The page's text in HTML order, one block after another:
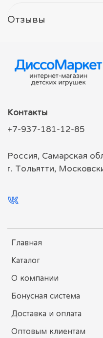
Отзывы
Главная
Каталог
О компании
Бонусная система
Доставка и оплата
Оптовым клиентам
Контакты
+7-937-181-12-85
Россия, Самарская
г. Тольятти,